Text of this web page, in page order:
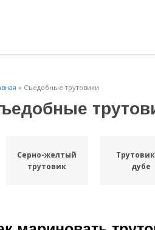
» Съедобные трутовики
Серно-желтый
трутовик
дубе